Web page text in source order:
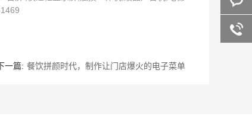
一篇: 餐饮拼颜时代，制作让门店爆火的电子菜单
客服咨